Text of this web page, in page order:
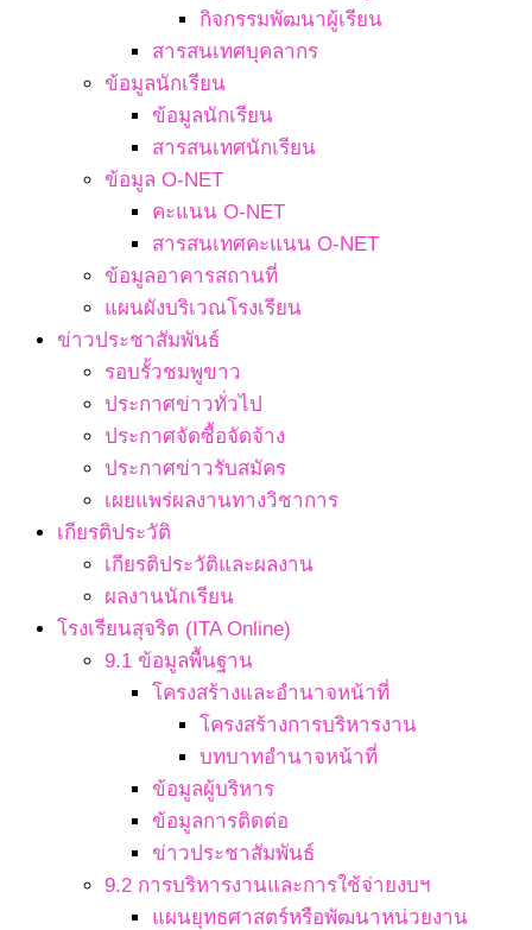
กิจกรรมพัฒนาผู้เรียน
สารสนเทศบุคลากร
ข้อมูลนักเรียน
ข้อมูลนักเรียน
สารสนเทศนักเรียน
ข้อมูล O-NET
คะแนน O-NET
สารสนเทศคะแนน O-NET
ข้อมูลอาคารสถานที่
แผนผังบริเวณโรงเรียน
ข่าวประชาสัมพันธ์
รอบรั้วชมพูขาว
ประกาศข่าวทั่วไป
ประกาศจัดซื้อจัดจ้าง
ประกาศข่าวรับสมัคร
เผยแพร่ผลงานทางวิชาการ
เกียรติประวัติ
เกียรติประวัติและผลงาน
ผลงานนักเรียน
โรงเรียนสุจริต (ITA Online)
9.1 ข้อมูลพื้นฐาน
โครงสร้างและอำนาจหน้าที่
โครงสร้างการบริหารงาน
บทบาทอำนาจหน้าที่
ข้อมูลผู้บริหาร
ข้อมูลการติดต่อ
ข่าวประชาสัมพันธ์
9.2 การบริหารงานและการใช้จ่ายงบฯ
แผนยุทธศาสตร์หรือพัฒนาหน่วยงาน